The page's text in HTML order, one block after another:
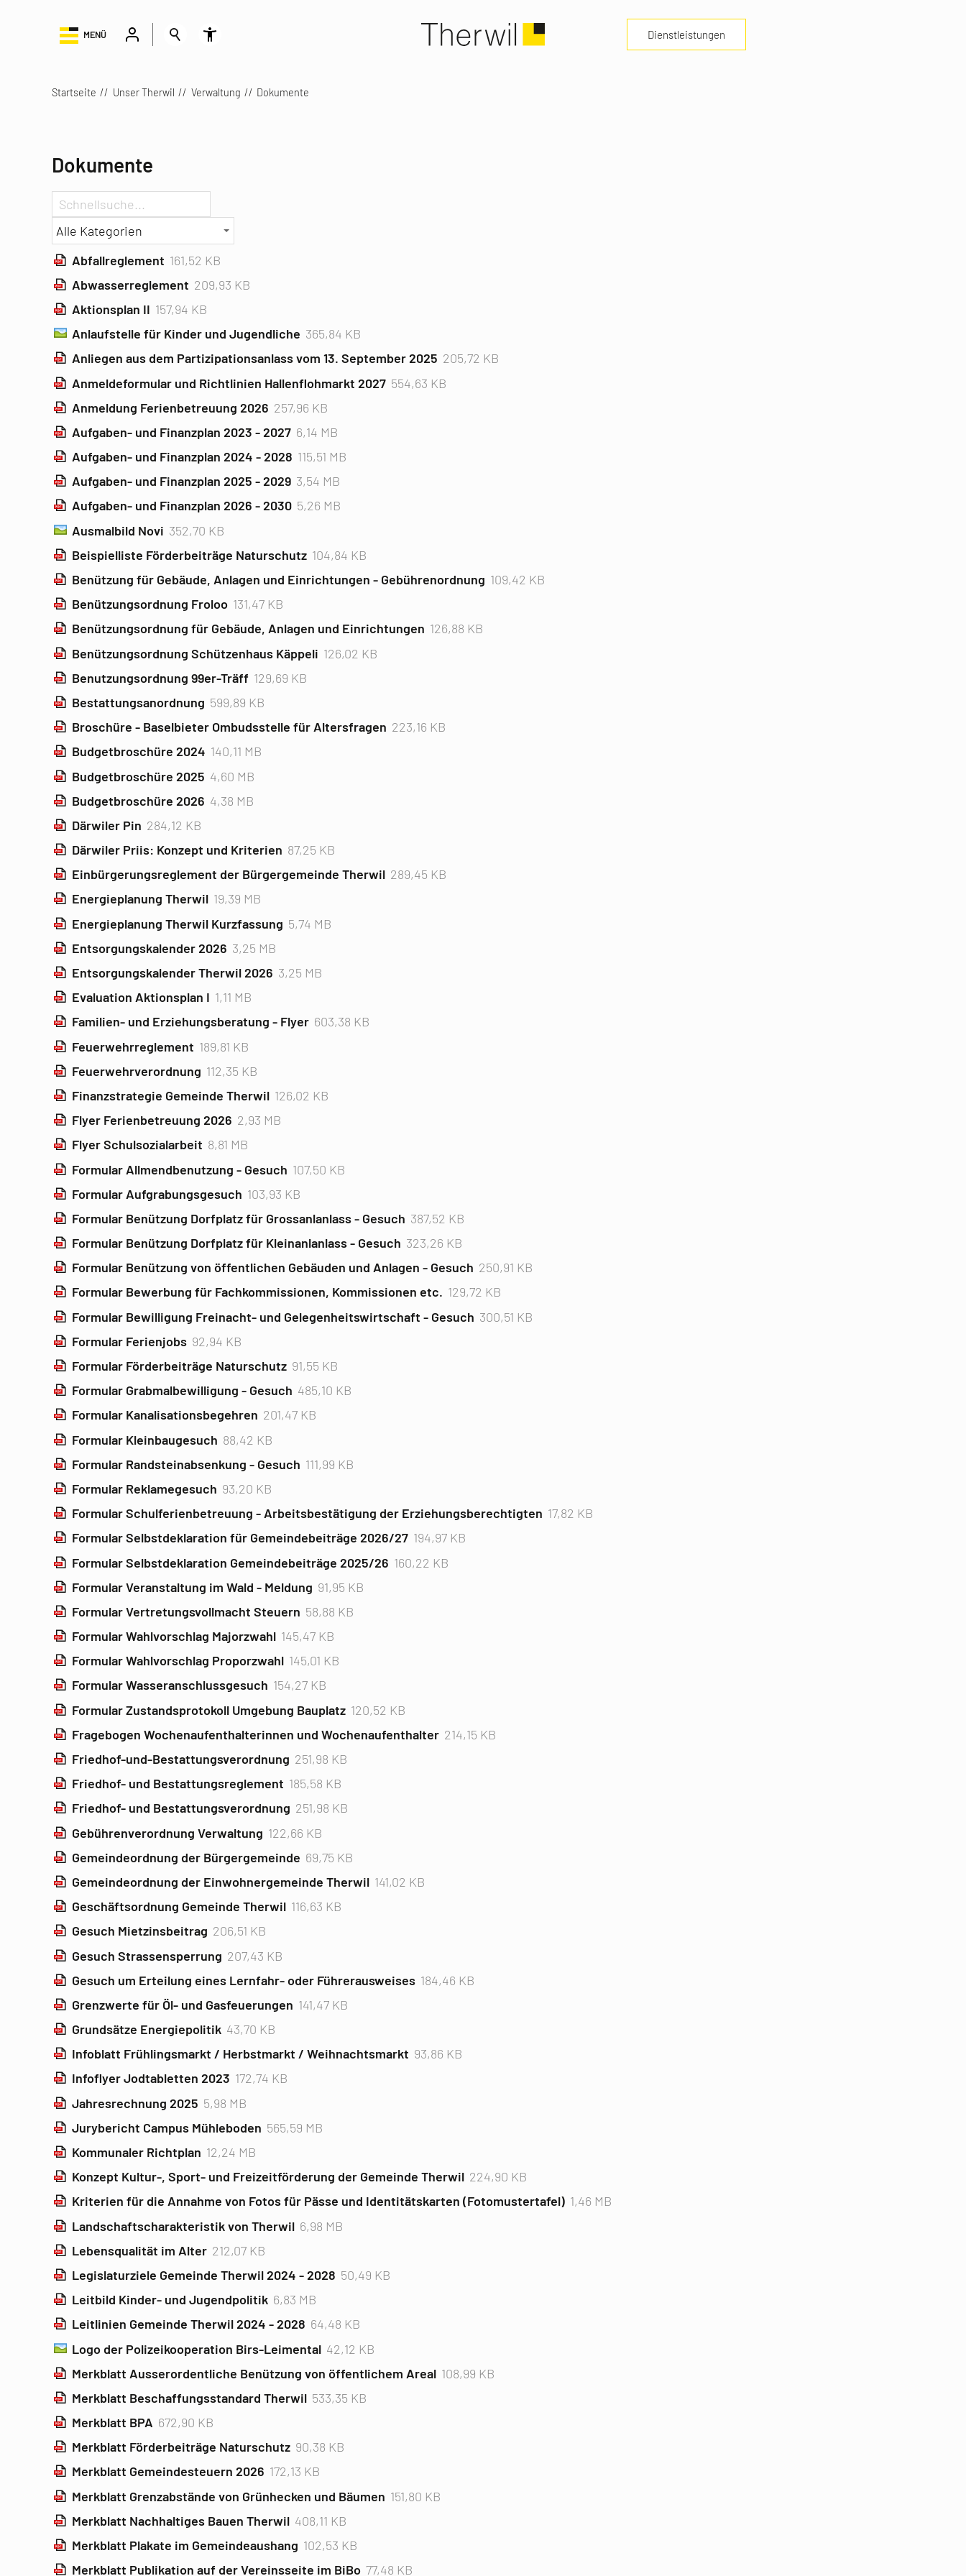
Dienstleistungen
MENÜ
Startseite Unser Therwil Verwaltung Dokumente
Dokumente
Abfallreglement 161,52 KB
Abwasserreglement 209,93 KB
Aktionsplan II 157,94 KB
Anlaufstelle für Kinder und Jugendliche 365,84 KB
Anliegen aus dem Partizipationsanlass vom 13. September 2025 205,72 KB
Anmeldeformular und Richtlinien Hallenflohmarkt 2027 554,63 KB
Anmeldung Ferienbetreuung 2026 257,96 KB
Aufgaben- und Finanzplan 2023 - 2027 6,14 MB
Aufgaben- und Finanzplan 2024 - 2028 115,51 MB
Aufgaben- und Finanzplan 2025 - 2029 3,54 MB
Aufgaben- und Finanzplan 2026 - 2030 5,26 MB
Ausmalbild Novi 352,70 KB
Beispielliste Förderbeiträge Naturschutz 104,84 KB
Benützung für Gebäude, Anlagen und Einrichtungen - Gebührenordnung 109,42 KB
Benützungsordnung Froloo 131,47 KB
Benützungsordnung für Gebäude, Anlagen und Einrichtungen 126,88 KB
Benützungsordnung Schützenhaus Käppeli 126,02 KB
Benutzungsordnung 99er-Träff 129,69 KB
Bestattungsanordnung 599,89 KB
Broschüre - Baselbieter Ombudsstelle für Altersfragen 223,16 KB
Budgetbroschüre 2024 140,11 MB
Budgetbroschüre 2025 4,60 MB
Budgetbroschüre 2026 4,38 MB
Därwiler Pin 284,12 KB
Därwiler Priis: Konzept und Kriterien 87,25 KB
Einbürgerungsreglement der Bürgergemeinde Therwil 289,45 KB
Energieplanung Therwil 19,39 MB
Energieplanung Therwil Kurzfassung 5,74 MB
Entsorgungskalender 2026 3,25 MB
Entsorgungskalender Therwil 2026 3,25 MB
Evaluation Aktionsplan I 1,11 MB
Familien- und Erziehungsberatung - Flyer 603,38 KB
Feuerwehrreglement 189,81 KB
Feuerwehrverordnung 112,35 KB
Finanzstrategie Gemeinde Therwil 126,02 KB
Flyer Ferienbetreuung 2026 2,93 MB
Flyer Schulsozialarbeit 8,81 MB
Formular Allmendbenutzung - Gesuch 107,50 KB
Formular Aufgrabungsgesuch 103,93 KB
Formular Benützung Dorfplatz für Grossanlanlass - Gesuch 387,52 KB
Formular Benützung Dorfplatz für Kleinanlanlass - Gesuch 323,26 KB
Formular Benützung von öffentlichen Gebäuden und Anlagen - Gesuch 250,91 KB
Formular Bewerbung für Fachkommissionen, Kommissionen etc. 129,72 KB
Formular Bewilligung Freinacht- und Gelegenheitswirtschaft - Gesuch 300,51 KB
Formular Ferienjobs 92,94 KB
Formular Förderbeiträge Naturschutz 91,55 KB
Formular Grabmalbewilligung - Gesuch 485,10 KB
Formular Kanalisationsbegehren 201,47 KB
Formular Kleinbaugesuch 88,42 KB
Formular Randsteinabsenkung - Gesuch 111,99 KB
Formular Reklamegesuch 93,20 KB
Formular Schulferienbetreuung - Arbeitsbestätigung der Erziehungsberechtigten 17,82 KB
Formular Selbstdeklaration für Gemeindebeiträge 2026/27 194,97 KB
Formular Selbstdeklaration Gemeindebeiträge 2025/26 160,22 KB
Formular Veranstaltung im Wald - Meldung 91,95 KB
Formular Vertretungsvollmacht Steuern 58,88 KB
Formular Wahlvorschlag Majorzwahl 145,47 KB
Formular Wahlvorschlag Proporzwahl 145,01 KB
Formular Wasseranschlussgesuch 154,27 KB
Formular Zustandsprotokoll Umgebung Bauplatz 120,52 KB
Fragebogen Wochenaufenthalterinnen und Wochenaufenthalter 214,15 KB
Friedhof-und-Bestattungsverordnung 251,98 KB
Friedhof- und Bestattungsreglement 185,58 KB
Friedhof- und Bestattungsverordnung 251,98 KB
Gebührenverordnung Verwaltung 122,66 KB
Gemeindeordnung der Bürgergemeinde 69,75 KB
Gemeindeordnung der Einwohnergemeinde Therwil 141,02 KB
Geschäftsordnung Gemeinde Therwil 116,63 KB
Gesuch Mietzinsbeitrag 206,51 KB
Gesuch Strassensperrung 207,43 KB
Gesuch um Erteilung eines Lernfahr- oder Führerausweises 184,46 KB
Grenzwerte für Öl- und Gasfeuerungen 141,47 KB
Grundsätze Energiepolitik 43,70 KB
Infoblatt Frühlingsmarkt / Herbstmarkt / Weihnachtsmarkt 93,86 KB
Infoflyer Jodtabletten 2023 172,74 KB
Jahresrechnung 2025 5,98 MB
Jurybericht Campus Mühleboden 565,59 MB
Kommunaler Richtplan 12,24 MB
Konzept Kultur-, Sport- und Freizeitförderung der Gemeinde Therwil 224,90 KB
Kriterien für die Annahme von Fotos für Pässe und Identitätskarten (Fotomustertafel) 1,46 MB
Landschaftscharakteristik von Therwil 6,98 MB
Lebensqualität im Alter 212,07 KB
Legislaturziele Gemeinde Therwil 2024 - 2028 50,49 KB
Leitbild Kinder- und Jugendpolitik 6,83 MB
Leitlinien Gemeinde Therwil 2024 - 2028 64,48 KB
Logo der Polizeikooperation Birs-Leimental 42,12 KB
Merkblatt Ausserordentliche Benützung von öffentlichem Areal 108,99 KB
Merkblatt Beschaffungsstandard Therwil 533,35 KB
Merkblatt BPA 672,90 KB
Merkblatt Förderbeiträge Naturschutz 90,38 KB
Merkblatt Gemeindesteuern 2026 172,13 KB
Merkblatt Grenzabstände von Grünhecken und Bäumen 151,80 KB
Merkblatt Nachhaltiges Bauen Therwil 408,11 KB
Merkblatt Plakate im Gemeindeaushang 102,53 KB
Merkblatt Publikation auf der Vereinsseite im BiBo 77,48 KB